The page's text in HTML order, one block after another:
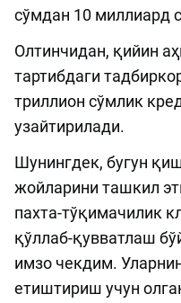
сўмдан 10 миллиард
Олтинчидан, қийин
тартибдаги
триллион сўмлик
узайтирилади.
Шунингдек, бугун
жойларини ташкил
пахта-тўқимачилик
қўллаб-қувватлаш
имзо чекдим.
етиштириш учун